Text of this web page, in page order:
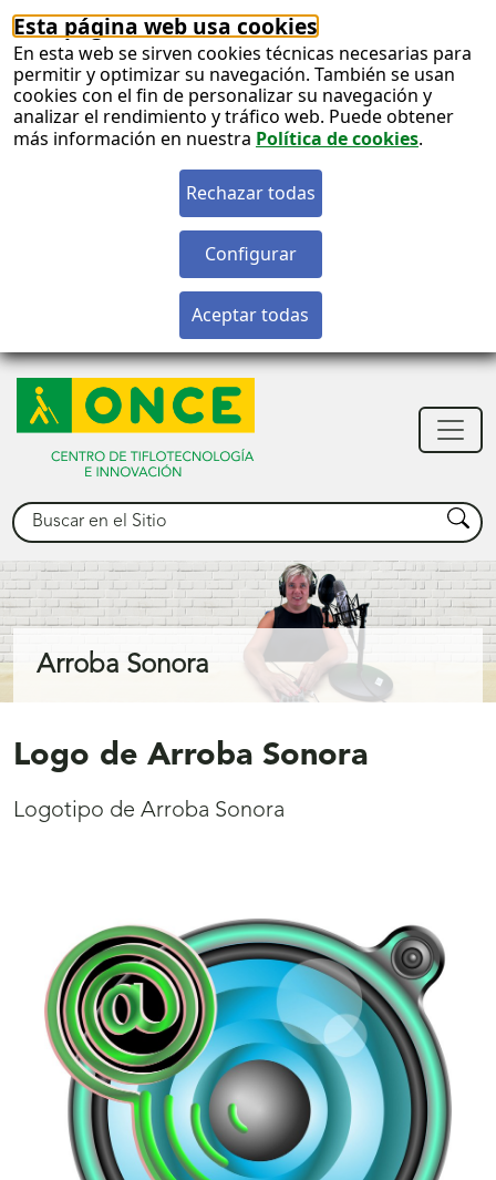
Esta página web usa cookies
En esta web se sirven cookies técnicas necesarias para
permitir y optimizar su navegación. También se usan
cookies con el fin de personalizar su navegación y
analizar el rendimiento y tráfico web. Puede obtener
más información en nuestra Política de cookies.
Buscar Buscar
Arroba Sonora
Logo de Arroba Sonora
Logotipo de Arroba Sonora